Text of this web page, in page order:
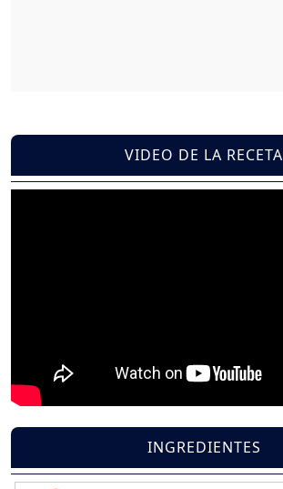
VIDEO DE LA RECETA
INGREDIENTES